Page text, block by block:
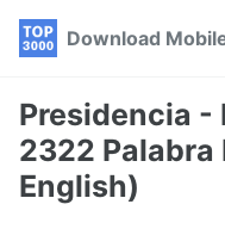
Skip
navigation
Skip
Skip
Download
Presidencia -
2322 Palabra
English)